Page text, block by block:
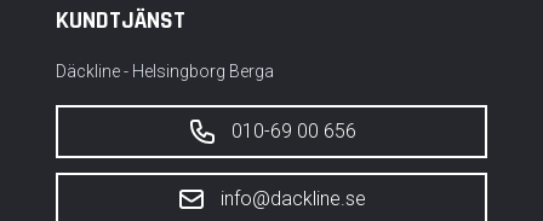
KUNDTJÄNST
Däckline - Helsingborg Berga
010-69 00 656
info@dackline.se